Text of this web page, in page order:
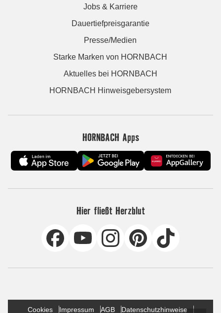
Jobs & Karriere
Dauertiefpreisgarantie
Presse/Medien
Starke Marken von HORNBACH
Aktuelles bei HORNBACH
HORNBACH Hinweisgebersystem
HORNBACH Apps
Hier fließt Herzblut
Cookies Impressum AGB Datenschutzhinweise